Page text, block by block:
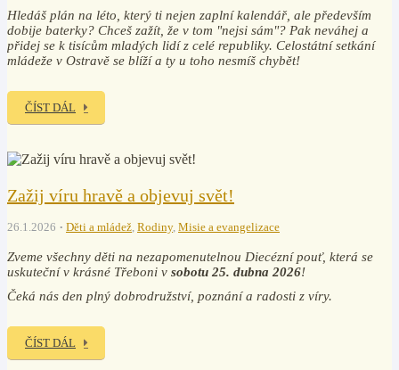
Hledáš plán na léto, který ti nejen zaplní kalendář, ale především
dobije baterky? Chceš zažít, že v tom "nejsi sám"? Pak neváhej a
přidej se k tisícům mladých lidí z celé republiky. Celostátní setkání
mládeže v Ostravě se blíží a ty u toho nesmíš chybět!
ČÍST DÁL
Zažij víru hravě a objevuj svět!
26.1.2026 Děti a mládež, Rodiny, Misie a evangelizace
Zveme všechny děti na nezapomenutelnou Diecézní pouť, která se
uskuteční v krásné Třeboni v sobotu 25. dubna 2026!
Čeká nás den plný dobrodružství, poznání a radosti z víry.
ČÍST DÁL